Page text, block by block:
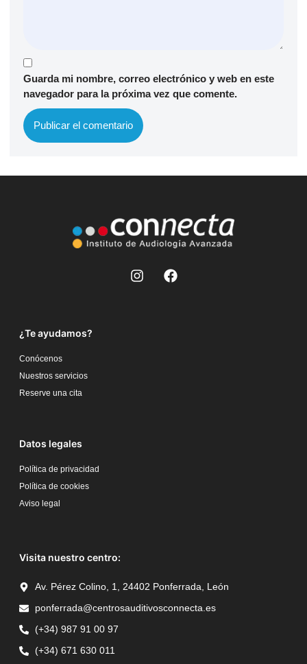
Guarda mi nombre, correo electrónico y web en este
navegador para la próxima vez que comente.
¿Te ayudamos?
Conócenos
Nuestros servicios
Reserve una cita
Datos legales
Política de privacidad
Política de cookies
Aviso legal
Visita nuestro centro:
Av. Pérez Colino, 1, 24402 Ponferrada, León
ponferrada@centrosauditivosconnecta.es
(+34) 987 91 00 97
(+34) 671 630 011